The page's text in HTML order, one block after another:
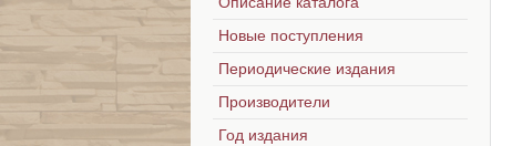
Новые поступления
Периодические издания
Производители
Год издания